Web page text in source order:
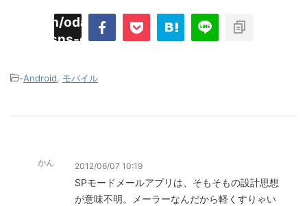
odaiji.com/public_html/blog/wp-
sns-count-cache/sns-count-
-Android モバイル
かん 2012/06/07 10:19
SPモードメールアプリは、そもそもの設計思想
が意味不明。メーラーなんだから軽くすりゃい